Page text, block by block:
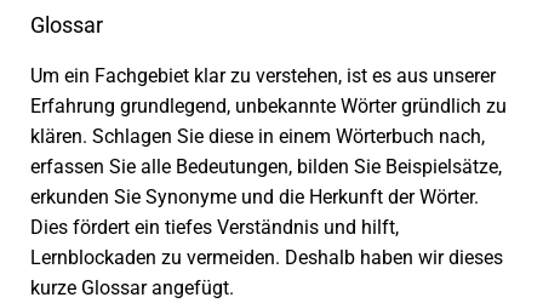
Glossar
Um ein Fachgebiet klar zu verste­hen, ist es aus unse­rer
Erfahrung grund­le­gend, unbe­kannte Wörter gründ­lich zu
klären. Schlagen Sie diese in einem Wörterbuch nach,
erfas­sen Sie alle Bedeutungen, bilden Sie Beispielsätze,
erkun­den Sie Synonyme und die Herkunft der Wörter.
Dies fördert ein tiefes Verständnis und hilft,
Lernblockaden zu vermei­den. Deshalb haben wir dieses
kurze Glossar ange­fügt.